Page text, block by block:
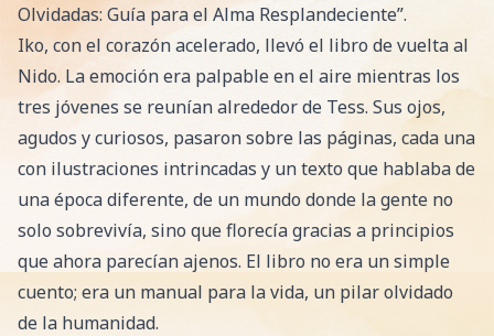
Olvidadas: Guía para el Alma Resplandeciente”.
Iko, con el corazón acelerado, llevó el libro de vuelta al
Nido. La emoción era palpable en el aire mientras los
tres jóvenes se reunían alrededor de Tess. Sus ojos,
agudos y curiosos, pasaron sobre las páginas, cada una
con ilustraciones intrincadas y un texto que hablaba de
una época diferente, de un mundo donde la gente no
solo sobrevivía, sino que florecía gracias a principios
que ahora parecían ajenos. El libro no era un simple
cuento; era un manual para la vida, un pilar olvidado
de la humanidad.